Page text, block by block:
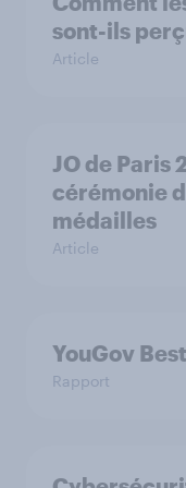
sont-ils
Article
JO de Paris
cérémonie
médailles
Article
YouGov
Rapport